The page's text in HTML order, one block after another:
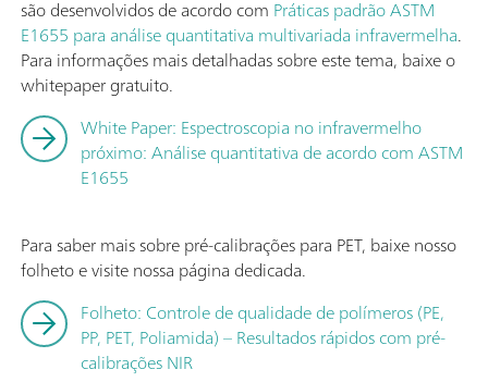
são desenvolvidos de acordo com Práticas padrão ASTM
E1655 para análise quantitativa multivariada infravermelha.
Para informações mais detalhadas sobre este tema, baixe o
whitepaper gratuito.
White Paper: Espectroscopia no infravermelho
próximo: Análise quantitativa de acordo com ASTM
E1655
Para saber mais sobre pré-calibrações para PET, baixe nosso
folheto e visite nossa página dedicada.
Folheto: Controle de qualidade de polímeros (PE,
PP, PET, Poliamida) – Resultados rápidos com pré-
calibrações NIR